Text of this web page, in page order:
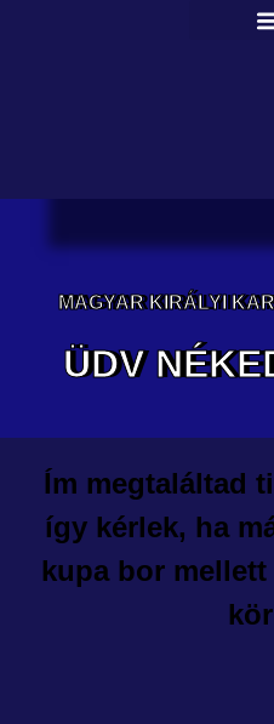
MAGYAR KIRÁLYI
ÜDV
Ím megtaláltad
így kérlek, ha
kupa bor mellett